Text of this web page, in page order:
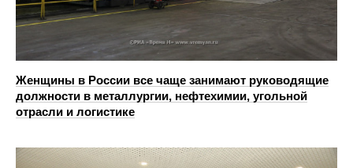
Женщины в России все чаще занимают руководящие
должности в металлургии, нефтехимии, угольной
отрасли и логистике